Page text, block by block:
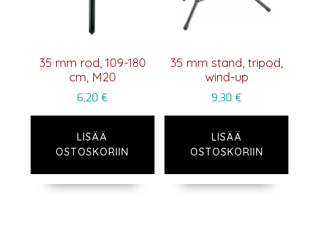
35 mm rod, 109-180
cm, M20
6,20€
LISÄÄ
OSTOSKORIIN
35 mm stand, tripod,
wind-up
9,30€
LISÄÄ
OSTOSKORIIN